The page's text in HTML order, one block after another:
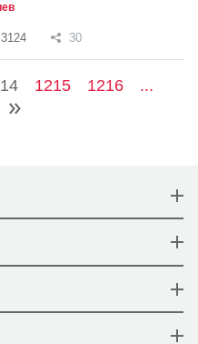
3124 30
1215 1216
...